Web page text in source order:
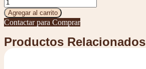
Agregar al carrito
Contactar para Comprar
Productos Relacionados